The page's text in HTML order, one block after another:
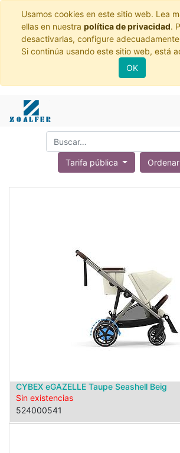
Usamos cookies en este sitio web. Lea
ellas en nuestra política de privacidad.
desactivarlas, configure
Si continúa usando este sitio web, está
OK
Tarifa pública
CYBEX eGAZELLE Taupe Seashell Beig
Sin existencias
524000541